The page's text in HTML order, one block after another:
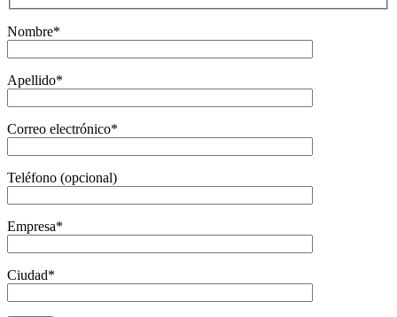
Nombre*
Apellido*
Correo electrónico*
Teléfono (opcional)
Empresa*
Ciudad*